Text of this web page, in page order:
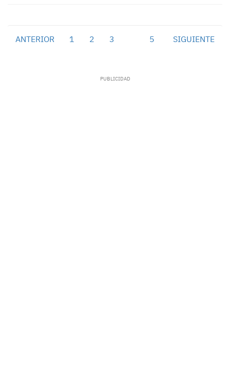
ANTERIOR 1 2 3 5 SIGUIENTE